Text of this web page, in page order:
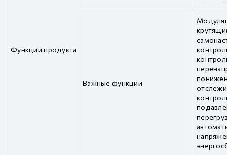
Функции продукта
Важные функции